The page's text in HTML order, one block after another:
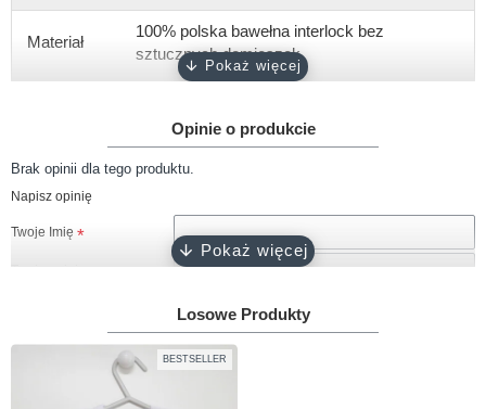
Materiał
100% polska bawełna interlock bez
sztucznych domieszek
krótki, długi
Rozmiary 56, 62, 68, 74, 80, 86, 92
Kolor
biały, różowy, ciemny róż, błękitny,
turkusowy, szary, granatowy, czarny
Oeko-Tex 100
100% polski produkt - Marka Lene
Opinie o produkcie
Brak opinii dla tego produktu.
Napisz opinię
Twoje Imię
Twoja opinia
Losowe Produkty
BESTSELLER